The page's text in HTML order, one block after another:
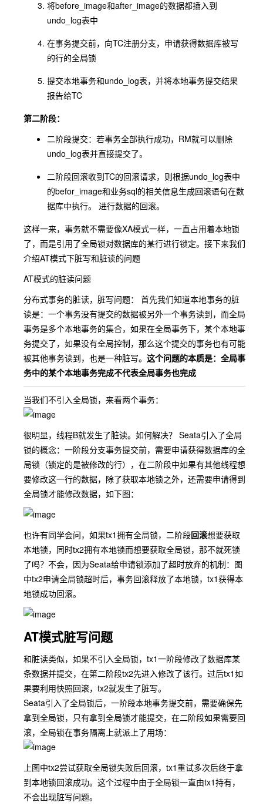
将before_image和after_image的数据都插入到
undo_log表中
在事务提交前，向TC注册分支，申请获得数据库被写
的行的全局锁
提交本地事务和undo_log表，并将本地事务提交结果
报告给TC
第二阶段：
二阶段提交：若事务全部执行成功，RM就可以删除
undo_log表并直接提交了。
二阶段回滚收到TC的回滚请求，则根据undo_log表中
的befor_image和业务sql的相关信息生成回滚语句在数
据库中执行。 进行数据的回滚。
这样一来，事务就不需要像XA模式一样，一直占用着本地锁
了，而是引用了全局锁对数据库的某行进行锁定。接下来我们
介绍AT模式下脏写和脏读的问题
AT模式的脏读问题
分布式事务的脏读，脏写问题： 首先我们知道本地事务的脏
读是：一个事务没有提交的数据被另外一个事务读到，而全局
事务是多个本地事务的集合，如果在全局事务下，某个本地事
务提交了，如果没有全局控制，那么这个提交的事务也有可能
被其他事务读到，也是一种脏写。 这个问题的本质是：全局事
务中的某个本地事务完成不代表全局事务也完成
当我们不引入全局锁，来看两个事务：
很明显，线程B就发生了脏读。如何解决？ Seata引入了全局
锁的概念：一阶段分支事务提交前，需要申请获得数据库的全
局锁（锁定的是被修改的行），在二阶段中如果有其他线程想
要修改这一行的数据，除了获取本地锁之外，还需要申请得到
全局锁才能修改数据，如下图：
也许有同学会问，如果tx1拥有全局锁，二阶段回滚想要获取
本地锁，同时tx2拥有本地锁而想要获取全局锁，那不就死锁
了吗？不会，因为Seata给申请锁添加了超时放弃的机制：图
中tx2申请全局锁超时后，事务回滚释放了本地锁，tx1获得本
地锁成功回滚。
AT模式脏写问题
和脏读类似，如果不引入全局锁，tx1一阶段修改了数据库某
条数据并提交，在第二阶段tx2先进入修改了该行。过后tx1如
果要利用快照回滚，tx2就发生了脏写。
Seata引入了全局锁后，一阶段本地事务提交前，需要确保先
拿到全局锁，只有拿到全局锁才能提交，在二阶段如果需要回
滚，全局锁在事务隔离上就派上了用场：
上图中tx2尝试获取全局锁失败后回滚，tx1重试多次后终于拿
到本地锁回滚成功。这个过程中由于全局锁一直由tx1持有，
不会出现脏写问题。